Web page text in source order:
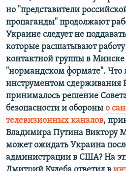
но "представители
пропаганды" продолжают
Украине следует не
которые расшатывают
контактной группы в Минске
"нормандском формате". Что
инструментом сдерживания
принималось решение
безопасности и обороны о
телевизионных каналов,
Владимира Путина Виктору
может ожидать Украина
администрации в США? На